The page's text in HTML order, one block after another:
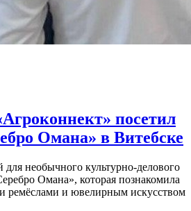
посетил
Омана» в Витебске
необычного культурно-делового
Омана», которая познакомила
ремёслами и ювелирным искусством